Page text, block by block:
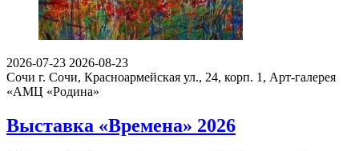
2026-07-23 2026-08-23
Сочи г. Сочи, Красноармейская ул., 24, корп. 1, Арт-галерея
«АМЦ «Родина»
Выставка «Времена» 2026